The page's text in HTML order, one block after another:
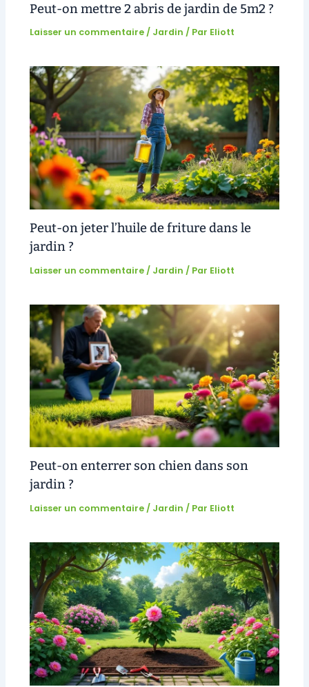
Peut-on mettre 2 abris de jardin de 5m2 ?
Laisser un commentaire / Jardin / Par Eliott
Peut-on jeter l’huile de friture dans le
jardin ?
Laisser un commentaire / Jardin / Par Eliott
Peut-on enterrer son chien dans son
jardin ?
Laisser un commentaire / Jardin / Par Eliott